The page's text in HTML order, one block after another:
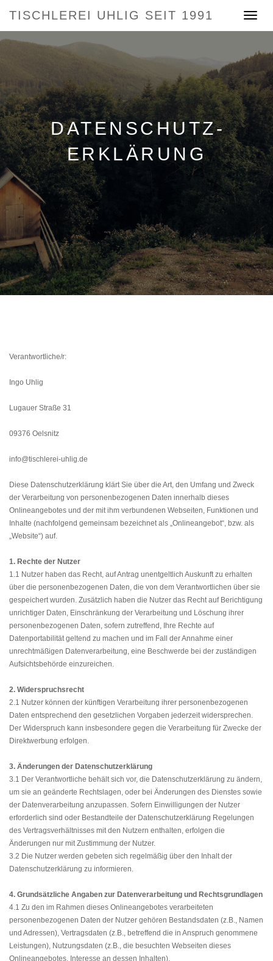
Toggle
TISCHLEREI UHLIG SEIT 1991
DATENSCHUTZ­
ERKLÄRUNG
Verantwortliche/r:
Ingo Uhlig
Lugauer Straße 31
09376 Oelsnitz
info@tischlerei-uhlig.de
Diese Datenschutzerklärung klärt Sie über die Art, den Umfang und Zweck
der Verarbeitung von personenbezogenen Daten innerhalb dieses
Onlineangebotes und der mit ihm verbundenen Webseiten, Funktionen und
Inhalte (nachfolgend gemeinsam bezeichnet als „Onlineangebot“, bzw. als
„Website“) auf.
1. Rechte der Nutzer
1.1 Nutzer haben das Recht, auf Antrag unentgeltlich Auskunft zu erhalten
über die personenbezogenen Daten, die von dem Verantwortlichen über sie
gespeichert wurden. Zusätzlich haben die Nutzer das Recht auf Berichtigung
unrichtiger Daten, Einschränkung der Verarbeitung und Löschung ihrer
personenbezogenen Daten, sofern zutreffend, Ihre Rechte auf
Datenportabilität geltend zu machen und im Fall der Annahme einer
unrechtmäßigen Datenverarbeitung, eine Beschwerde bei der zuständigen
Aufsichtsbehörde einzureichen.
2. Widerspruchsrecht
2.1 Nutzer können der künftigen Verarbeitung ihrer personenbezogenen
Daten entsprechend den gesetzlichen Vorgaben jederzeit widersprechen.
Der Widerspruch kann insbesondere gegen die Verarbeitung für Zwecke der
Direktwerbung erfolgen.
3. Änderungen der Datenschutzerklärung
3.1 Der Verantwortliche behält sich vor, die Datenschutzerklärung zu ändern,
um sie an geänderte Rechtslagen, oder bei Änderungen des Dienstes sowie
der Datenverarbeitung anzupassen. Sofern Einwilligungen der Nutzer
erforderlich sind oder Bestandteile der Datenschutzerklärung Regelungen
des Vertragsverhältnisses mit den Nutzern enthalten, erfolgen die
Änderungen nur mit Zustimmung der Nutzer.
3.2 Die Nutzer werden gebeten sich regelmäßig über den Inhalt der
Datenschutzerklärung zu informieren.
4. Grundsätzliche Angaben zur Datenverarbeitung und Rechtsgrundlagen
4.1 Zu den im Rahmen dieses Onlineangebotes verarbeiteten
personenbezogenen Daten der Nutzer gehören Bestandsdaten (z.B., Namen
und Adressen), Vertragsdaten (z.B., betreffend die in Anspruch genommene
Leistungen), Nutzungsdaten (z.B., die besuchten Webseiten dieses
Onlineangebotes, Interesse an dessen Inhalten),